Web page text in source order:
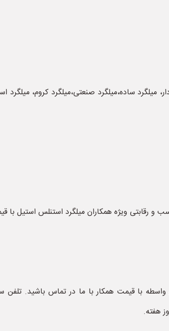
میلگرد ساده،میلگرد صنعتی،میلگرد کروم،
رقابتی ویژه همکاران میلگرد استنلس استیل با
با قیمت همکار با ما در تماس باشید. تلفن